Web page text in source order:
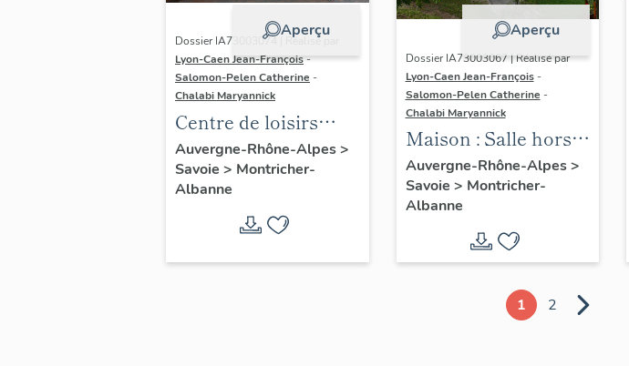
Aperçu
Dossier IA73003074 | Réalisé par
Lyon-Caen Jean-François-
Salomon-Pelen Catherine -
Chalabi Maryannick
Centre de loisirs
Carlines : Village de
vacances Les
Carlines
Auvergne-Rhône-Alpes>
Savoie > Montricher-
Albanne
Aperçu
Dossier IA73003067 | Réalisé par
Lyon-Caen Jean-François -
Salomon-Pelen Catherine -
Chalabi Maryannick
Maison : Salle hors
sac
Auvergne-Rhône-Alpes>
Savoie > Montricher-
Albanne
1 2